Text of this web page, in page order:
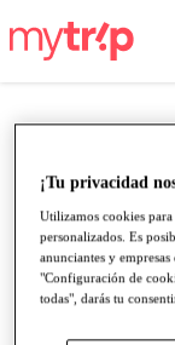
¡Tu privacidad
Utilizamos cookies
personalizados. Es
anunciantes y
"Configuración de
todas", darás tu